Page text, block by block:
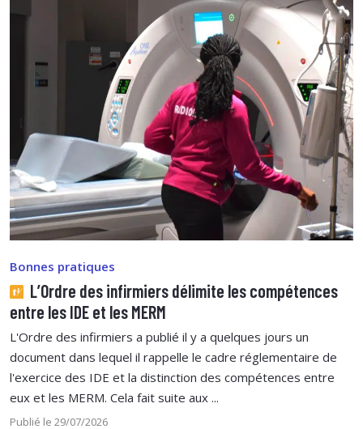
Bonnes pratiques
L’Ordre des infirmiers délimite les compétences
entre les IDE et les MERM
L'Ordre des infirmiers a publié il y a quelques jours un
document dans lequel il rappelle le cadre réglementaire de
l'exercice des IDE et la distinction des compétences entre
eux et les MERM. Cela fait suite aux ...
Publié le 29/07/2026